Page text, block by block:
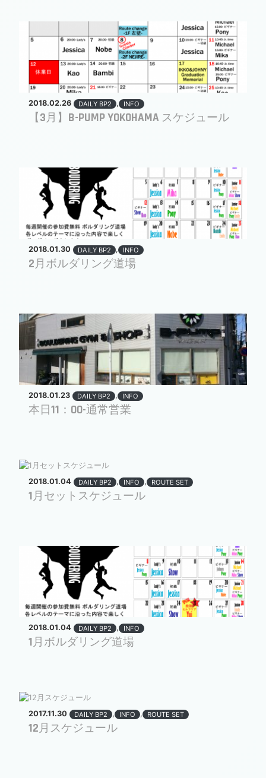
2018.02.26 DAILY BP2 , INFO
【3月】B-PUMP YOKOHAMA スケジュール
2018.01.30 DAILY BP2 , INFO
2月ボルダリング道場
2018.01.23 DAILY BP2 , INFO
本日11：00-通常営業
2018.01.04 DAILY BP2 , INFO , ROUTE SET
1月セットスケジュール
2018.01.04 DAILY BP2 , INFO
1月ボルダリング道場
2017.11.30 DAILY BP2 , INFO , ROUTE SET
12月スケジュール